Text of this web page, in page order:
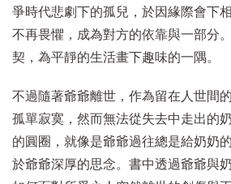
爭時代悲劇下的孤兒，於因緣際會下
不再畏懼，成為對方的依靠與一部分
契，為平靜的生活畫下趣味的一隅。
不過隨著爺爺離世，作為留在人世間
孤單寂寞，然而無法從失去中走出的
的圓圈，就像是爺爺過往總是給奶奶
於爺爺深厚的思念。書中透過爺爺與